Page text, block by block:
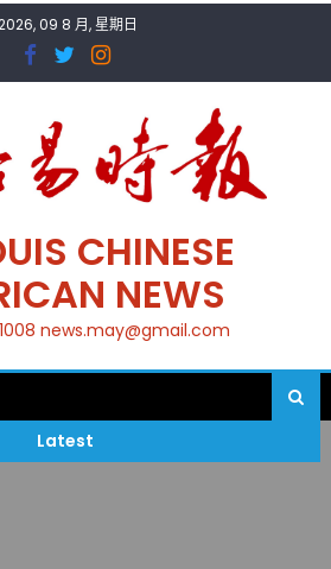
09 8 月, 星期日
CHINESE
NEWS
news.may@gmail.com
Latest